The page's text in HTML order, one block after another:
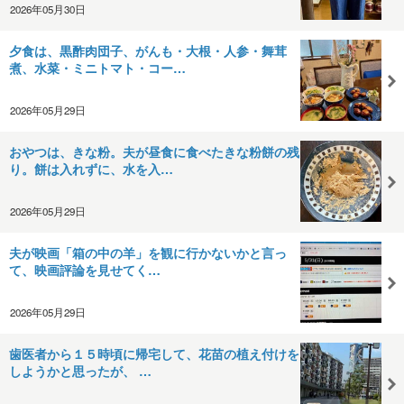
2026年05月30日
夕食は、黒酢肉団子、がんも・大根・人参・舞茸
煮、水菜・ミニトマト・コー…
2026年05月29日
おやつは、きな粉。夫が昼食に食べたきな粉餅の残
り。餅は入れずに、水を入…
2026年05月29日
夫が​映画「箱の中の羊」​を観に行かないかと言っ
て、映画評論を見せてく…
2026年05月29日
歯医者から１５時頃に帰宅して、花苗の植え付けを
しようかと思ったが、 …